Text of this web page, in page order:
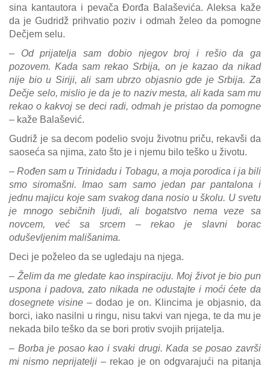
sina kantautora i pevača Đorđa Balaševića. Aleksa kaže
da je Gudridž prihvatio poziv i odmah želeo da pomogne
Dečjem selu.
– Od prijatelja sam dobio njegov broj i rešio da ga
pozovem. Kada sam rekao Srbija, on je kazao da nikad
nije bio u Siriji, ali sam ubrzo objasnio gde je Srbija. Za
Dečje selo, mislio je da je to naziv mesta, ali kada sam mu
rekao o kakvoj se deci radi, odmah je pristao da pomogne
– kaže Balašević.
Gudriž je sa decom podelio svoju životnu priču, rekavši da
saoseća sa njima, zato što je i njemu bilo teško u životu.
– Rođen sam u Trinidadu i Tobagu, a moja porodica i ja bili
smo siromašni. Imao sam samo jedan par pantalona i
jednu majicu koje sam svakog dana nosio u školu. U svetu
je mnogo sebičnih ljudi, ali bogatstvo nema veze sa
novcem, već sa srcem – rekao je slavni borac
oduševljenim mališanima.
Deci je poželeo da se ugledaju na njega.
– Želim da me gledate kao inspiraciju. Moj život je bio pun
uspona i padova, zato nikada ne odustajte i moći ćete da
dosegnete visine – dodao je on. Klincima je objasnio, da
borci, iako nasilni u ringu, nisu takvi van njega, te da mu je
nekada bilo teško da se bori protiv svojih prijatelja.
– Borba je posao kao i svaki drugi. Kada se posao završi
mi nismo neprijatelji – rekao je on odgvarajući na pitanja